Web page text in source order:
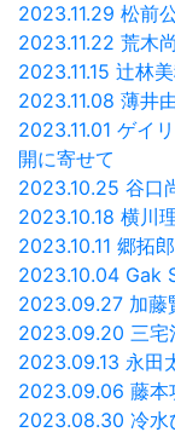
2023.11.29 松前
2023.11.22 荒木
2023.11.15 辻林
2023.11.08 薄井
2023.11.01 ゲイ
開に寄せて
2023.10.25 谷口
2023.10.18 横川
2023.10.11 郷拓
2023.10.04 Gak
2023.09.27 加藤
2023.09.20 三宅
2023.09.13 永田
2023.09.06 藤本
2023.08.30 冷水